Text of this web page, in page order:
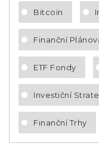
Bitcoin
Finanční
ETF Fondy
Investiční
Finanční Trhy